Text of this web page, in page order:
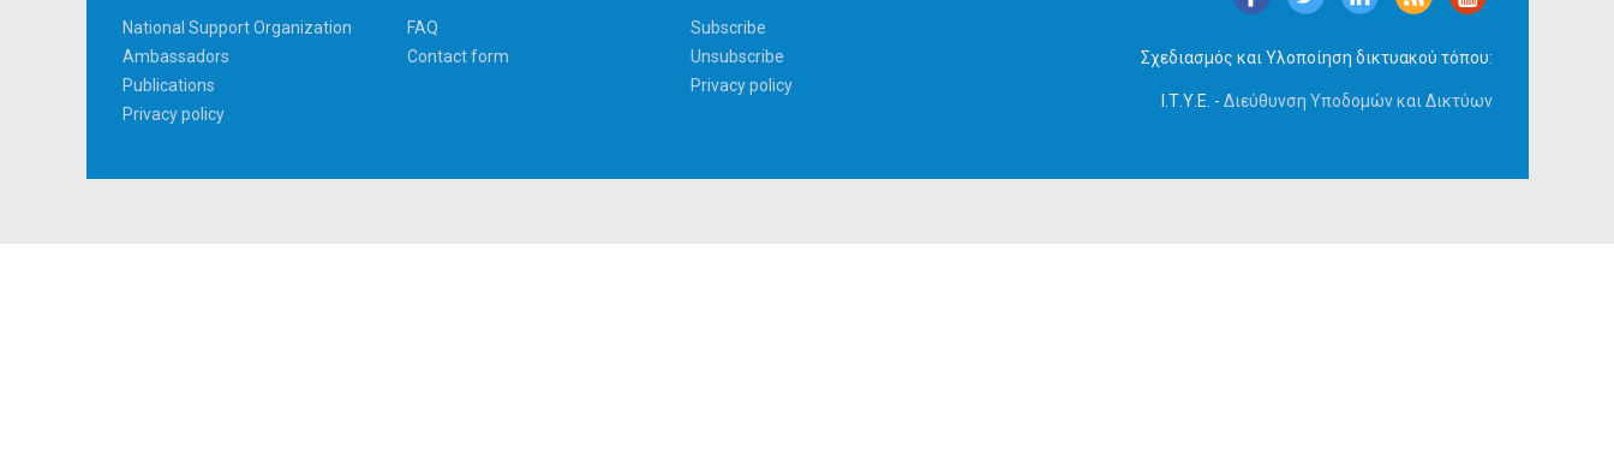
National Support Organization
Ambassadors
Publications
Privacy policy
FAQ
Contact form
Subscribe
Unsubscribe
Privacy policy
Σχεδιασμός και Υλοποίηση δικτυακού τόπου:
Ι.Τ.Υ.Ε. - Διεύθυνση Υποδομών και Δικτύων